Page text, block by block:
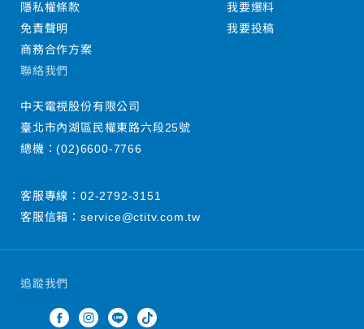
追蹤我們
隱私權條款
免責聲明
商務合作方案
我要爆料
我要投稿
聯絡我們
中天電視股份有限公司
臺北市內湖區民權東路六段25號
總機：(02)6600-7766
客服專線： 02-2792-3151
客服信箱： service@ctitv.com.tw